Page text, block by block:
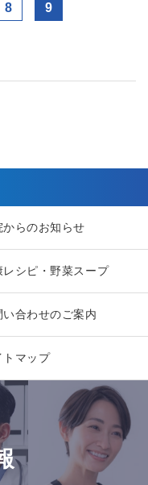
8 9
からのお知らせ
レシピ・野菜スープ
い合わせのご案内
トマップ